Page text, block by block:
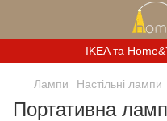
IKEA та
Лампи Настільні лампи
Портативна